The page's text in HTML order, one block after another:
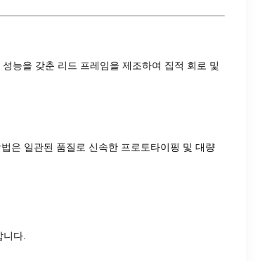
능을 갖춘 리드 프레임을 제조하여 집적 회로 및
은 일관된 품질로 신속한 프로토타이핑 및 대량
다.